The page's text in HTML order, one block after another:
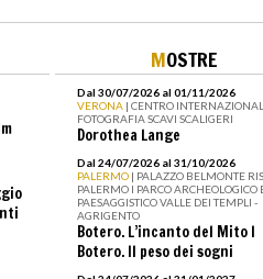
MOSTRE
Dal 30/07/2026 al 01/11/2026
VERONA | CENTRO
FOTOGRAFIA SCAVI SCALIGERI
Dorothea Lange
Dal 24/07/2026 al 31/10/2026
PALERMO | PALAZZO BELMONTE
PALERMO I PARCO ARCHEOLOGICO
PAESAGGISTICO VALLE DEI TEMPLI -
AGRIGENTO
Botero. L’incanto del Mito I
Botero. Il peso dei sogni